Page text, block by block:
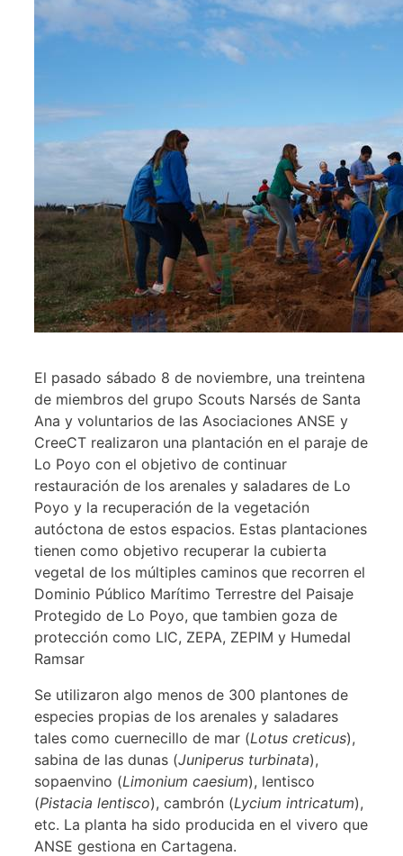
El pasado sábado 8 de noviembre, una treintena
de miembros del grupo Scouts Narsés de Santa
Ana y voluntarios de las Asociaciones ANSE y
CreeCT realizaron una plantación en el paraje de
Lo Poyo con el objetivo de continuar
restauración de los arenales y saladares de Lo
Poyo y la recuperación de la vegetación
autóctona de estos espacios. Estas plantaciones
tienen como objetivo recuperar la cubierta
vegetal de los múltiples caminos que recorren el
Dominio Público Marítimo Terrestre del Paisaje
Protegido de Lo Poyo, que tambien goza de
protección como LIC, ZEPA, ZEPIM y Humedal
Ramsar
Se utilizaron algo menos de 300 plantones de
especies propias de los arenales y saladares
tales como cuernecillo de mar (Lotus creticus),
sabina de las dunas (Juniperus turbinata),
sopaenvino (Limonium caesium), lentisco
(Pistacia lentisco), cambrón (Lycium intricatum),
etc. La planta ha sido producida en el vivero que
ANSE gestiona en Cartagena.